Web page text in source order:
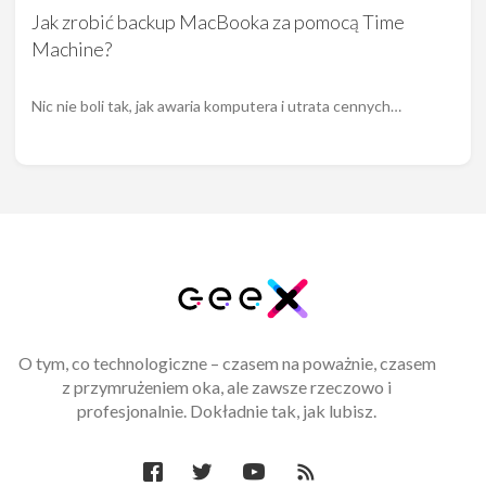
Jak zrobić backup MacBooka za pomocą Time
Machine?
Nic nie boli tak, jak awaria komputera i utrata cennych…
O tym, co technologiczne – czasem na poważnie, czasem
z przymrużeniem oka, ale zawsze rzeczowo i
profesjonalnie. Dokładnie tak, jak lubisz.